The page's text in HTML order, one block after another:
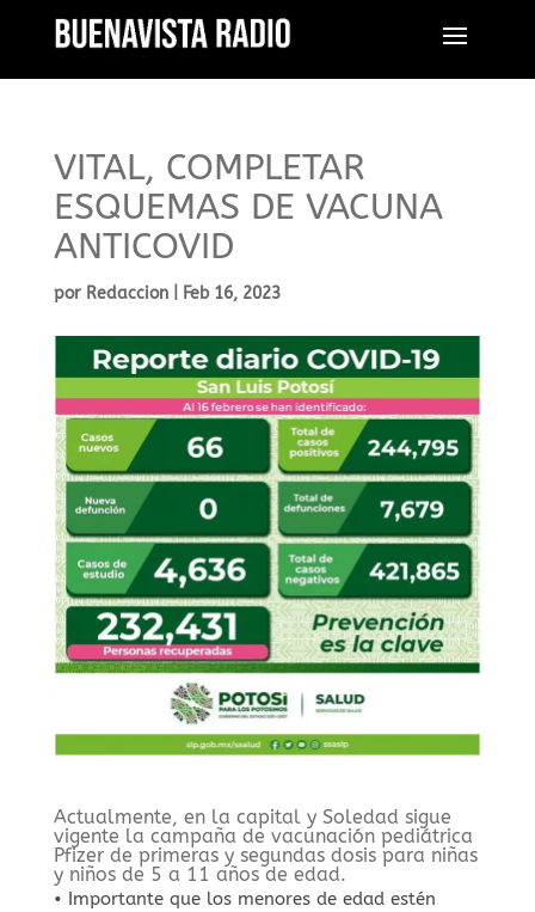
VITAL, COMPLETAR
ESQUEMAS DE VACUNA
ANTICOVID
por Redaccion| Feb 16, 2023
Actualmente, en la capital y Soledad sigue
vigente la campaña de vacunación pediátrica
Pfizer de primeras y segundas dosis para niñas
y niños de 5 a 11 años de edad.
• Importante que los menores de edad estén